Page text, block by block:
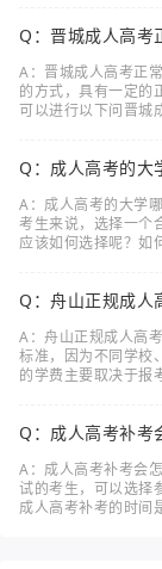
Q：晋城成人高考
A：晋城成人高考正
的方式，具有一定的
可以进行以下问晋城
Q：成人高考的大
A：成人高考的大学
考生来说，选择一个
应该如何选择呢？如
Q：舟山正规成人
A：舟山正规成人高
标准，因为不同学校
的学费主要取决于报
Q：成人高考补考
A：成人高考补考会
试的考生，可以选择
成人高考补考的时间